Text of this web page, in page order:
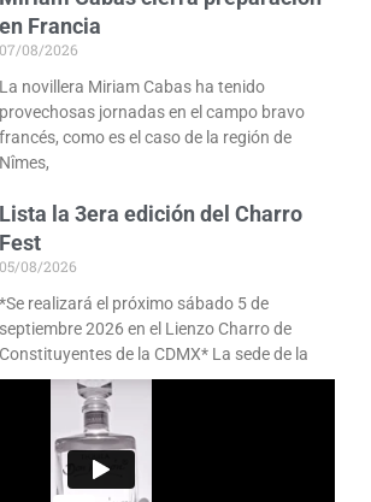
en Francia
07/08/2026
La novillera Miriam Cabas ha tenido
provechosas jornadas en el campo bravo
francés, como es el caso de la región de
Nîmes,
Lista la 3era edición del Charro
Fest
05/08/2026
*Se realizará el próximo sábado 5 de
septiembre 2026 en el Lienzo Charro de
Constituyentes de la CDMX* La sede de la